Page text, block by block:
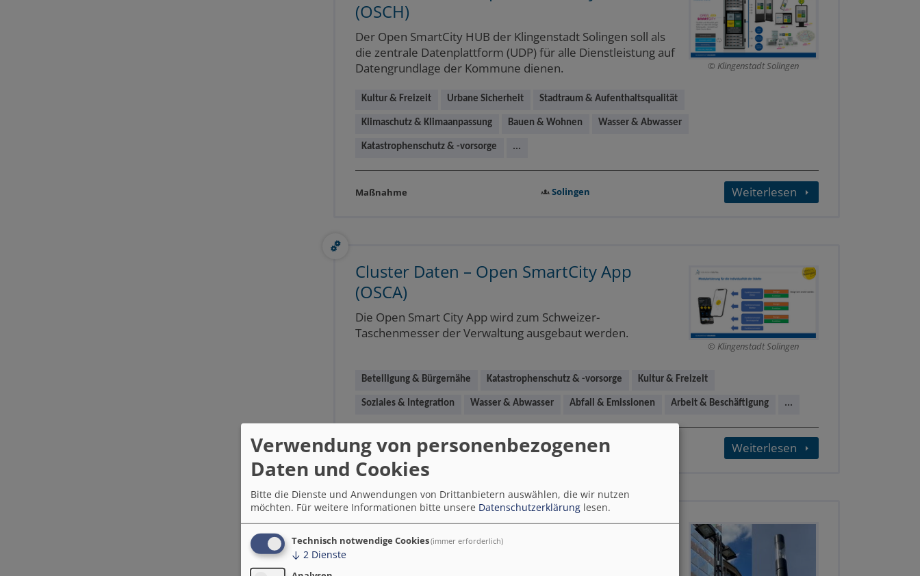
Klingenstadt Solingen
(OSCH)
Der Open SmartCity HUB der Klingenstadt Solingen soll als
die zentrale Datenplattform (UDP) für alle Dienstleistung auf
Datengrundlage der Kommune dienen.
Kultur & Freizeit Urbane Sicherheit Stadtraum & Aufenthaltsqualität
Klimaschutz & Klimaanpassung Bauen & Wohnen Wasser & Abwasser
Katastrophenschutz & -vorsorge ...
Maßnahme Solingen Weiterlesen
Klingenstadt Solingen
Cluster Daten – Open SmartCity App
(OSCA)
Die Open Smart City App wird zum Schweizer-
Taschenmesser der Verwaltung ausgebaut werden.
Beteiligung & Bürgernähe Katastrophenschutz & -vorsorge Kultur & Freizeit
Soziales & Integration Wasser & Abwasser Abfall & Emissionen Arbeit & Beschäftigung ...
Maßnahme Solingen Weiterlesen
Cluster Kommunikationsinfrastruktur -
Öffentliches WLAN
Verwendung von personenbezogenen
Daten und Cookies
Bitte die Dienste und Anwendungen von Drittanbietern auswählen, die wir nutzen
möchten. Für weitere Informationen bitte unsere Datenschutzerklärung lesen.
Technisch notwendige Cookies(immer erforderlich)
↓ 2 Dienste